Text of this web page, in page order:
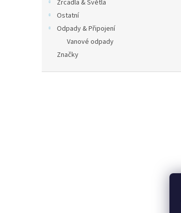
Zrcadla & Světla
Ostatní
Odpady & Připojení
Vanové odpady
Značky